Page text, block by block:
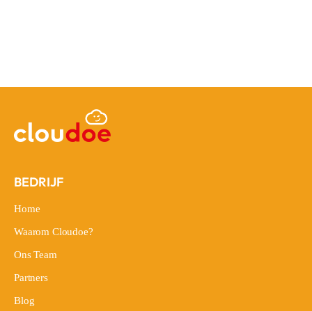
BEDRIJF
Home
Waarom Cloudoe?
Ons Team
Partners
Blog